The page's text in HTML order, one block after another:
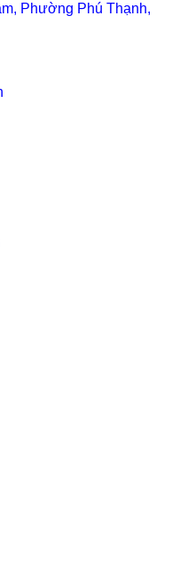
Phường Phú Thạnh,